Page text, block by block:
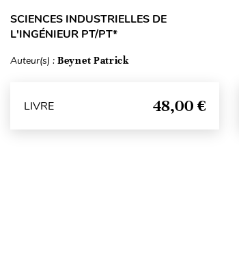
SCIENCES INDUSTRIELLES DE
L'INGÉNIEUR PT/PT*
Auteur(s) : Beynet Patrick
LIVRE 48,00 €